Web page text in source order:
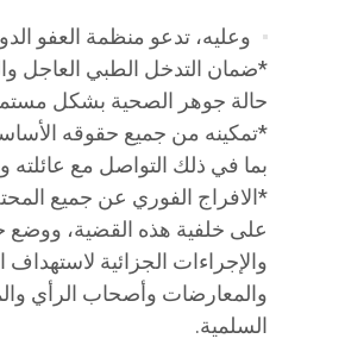
وعليه، تدعو منظمة العفو
*ضمان التدخل الطبي العاجل
حالة جوهر الصحية بشكل
*تمكينه من جميع حقوقه
بما في ذلك التواصل مع عائلته
*الافراج الفوري عن جميع
على خلفية هذه القضية، ووضع
والإجراءات الجزائية
والمعارضات وأصحاب الرأي
السلمية.